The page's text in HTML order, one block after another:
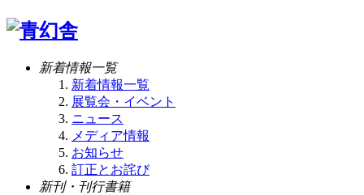
新着情報一覧
新着情報一覧
展覧会・イベント
ニュース
メディア情報
お知らせ
訂正とお詫び
新刊・刊行書籍